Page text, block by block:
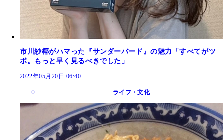
市川紗椰がハマった『サンダーバード』の魅力「すべてがツ
ボ。もっと早く見るべきでした」
2022年05月20日 06:40
ライフ・文化